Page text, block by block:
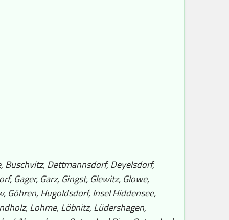
Buschvitz, Dettmannsdorf, Deyelsdorf,
Gager, Garz, Gingst, Glewitz, Glowe,
Göhren, Hugoldsdorf, Insel Hiddensee,
Lohme, Löbnitz, Lüdershagen,